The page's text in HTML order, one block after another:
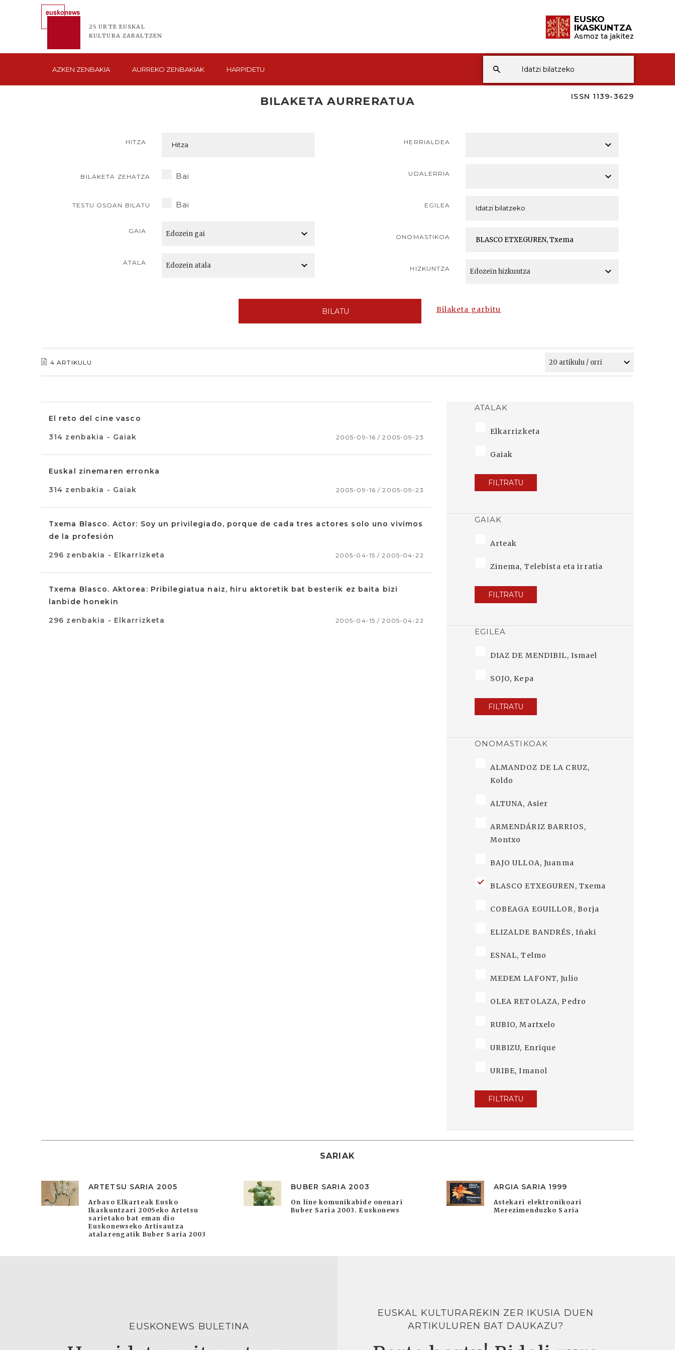
25 URTE EUSKAL
KULTURA ZABALTZEN
EUSKO
IKASKUNTZA
Asmoz ta jakitez
AZKEN ZENBAKIA AURREKO ZENBAKIAK HARPIDETU
ISSN 1139-3629
BILAKETA AURRERATUA
HITZA
BILAKETA ZEHATZA Bai
TESTU OSOAN BILATU Bai
GAIA
ATALA
HERRIALDEA
UDALERRIA
EGILEA
ONOMASTIKOA
HIZKUNTZA
BILATU Bilaketa garbitu
4 ARTIKULU
El reto del cine vasco
314 zenbakia - Gaiak 2005-09-16 / 2005-09-23
Euskal zinemaren erronka
314 zenbakia - Gaiak 2005-09-16 / 2005-09-23
Txema Blasco. Actor: Soy un privilegiado, porque de cada tres actores solo uno vivimos
de la profesión
296 zenbakia - Elkarrizketa 2005-04-15 / 2005-04-22
Txema Blasco. Aktorea: Pribilegiatua naiz, hiru aktoretik bat besterik ez baita bizi
lanbide honekin
296 zenbakia - Elkarrizketa 2005-04-15 / 2005-04-22
ATALAK
Elkarrizketa
Gaiak
FILTRATU
GAIAK
Arteak
Zinema, Telebista eta irratia
FILTRATU
EGILEA
DIAZ DE MENDIBIL, Ismael
SOJO, Kepa
FILTRATU
ONOMASTIKOAK
ALMANDOZ DE LA CRUZ,
Koldo
ALTUNA, Asier
ARMENDÁRIZ BARRIOS,
Montxo
BAJO ULLOA, Juanma
BLASCO ETXEGUREN, Txema
COBEAGA EGUILLOR, Borja
ELIZALDE BANDRÉS, Iñaki
ESNAL, Telmo
MEDEM LAFONT, Julio
OLEA RETOLAZA, Pedro
RUBIO, Martxelo
URBIZU, Enrique
URIBE, Imanol
FILTRATU
SARIAK
ARTETSU SARIA 2005
Arbaso Elkarteak Eusko
Ikaskuntzari 2005eko Artetsu
sarietako bat eman dio
Euskonewseko Artisautza
atalarengatik Buber Saria 2003
BUBER SARIA 2003
On line komunikabide onenari
Buber Saria 2003. Euskonews
ARGIA SARIA 1999
Astekari elektronikoari
Merezimenduzko Saria
EUSKONEWS BULETINA
EUSKAL KULTURAREKIN ZER IKUSIA DUEN
ARTIKULUREN BAT DAUKAZU?